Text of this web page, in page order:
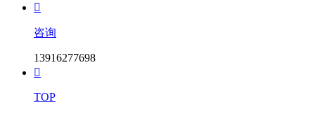

咨询
13916277698

TOP